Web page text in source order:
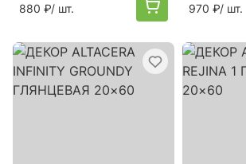
880 ₽/ шт. 970 ₽/ шт.